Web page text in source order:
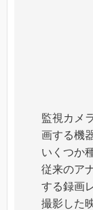
監視カメ
画する機
いくつか
従来のア
する録画
撮影した